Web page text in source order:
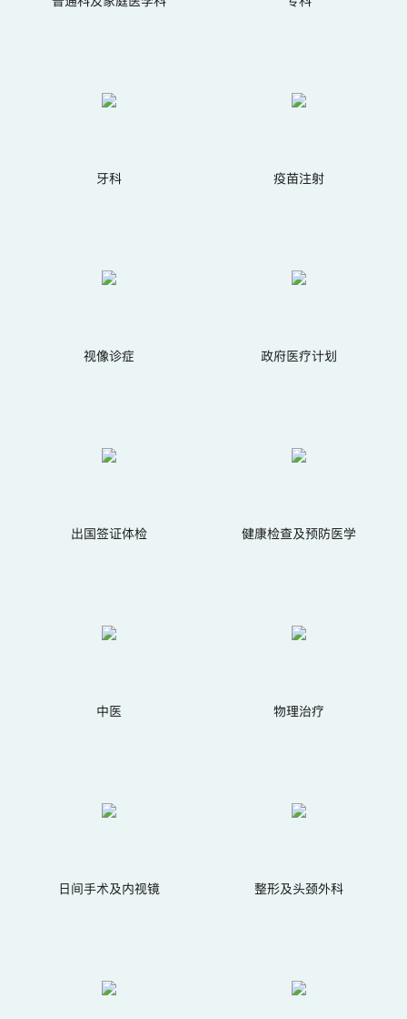
牙科 疫苗注射
视像诊症 政府医疗计划
出国签证体检 健康检查及预防医学
中医 物理治疗
日间手术及内视镜 整形及头颈外科